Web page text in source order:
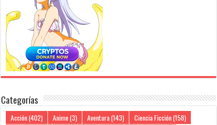
Categorías
Acción(402) Anime(3) Aventura(143) Ciencia Ficción(158)